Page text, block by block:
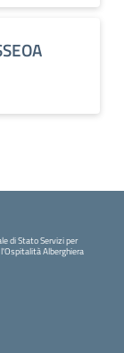
di Stato Servizi per
Alberghiera